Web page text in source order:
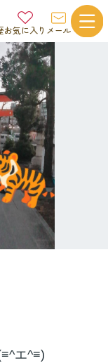
お気に入り メール
エ^≡)